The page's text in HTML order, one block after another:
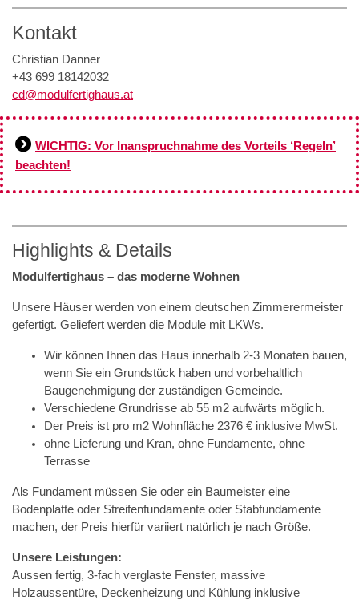
Kontakt
Christian Danner
+43 699 18142032
cd@modulfertighaus.at
WICHTIG: Vor Inanspruchnahme des Vorteils ‘Regeln’
beachten!
Highlights & Details
Modulfertighaus – das moderne Wohnen
Unsere Häuser werden von einem deutschen Zimmerermeister
gefertigt. Geliefert werden die Module mit LKWs.
Wir können Ihnen das Haus innerhalb 2-3 Monaten bauen,
wenn Sie ein Grundstück haben und vorbehaltlich
Baugenehmigung der zuständigen Gemeinde.
Verschiedene Grundrisse ab 55 m2 aufwärts möglich.
Der Preis ist pro m2 Wohnfläche 2376 € inklusive MwSt.
ohne Lieferung und Kran, ohne Fundamente, ohne
Terrasse
Als Fundament müssen Sie oder ein Baumeister eine
Bodenplatte oder Streifenfundamente oder Stabfundamente
machen, der Preis hierfür variiert natürlich je nach Größe.
Unsere Leistungen:
Aussen fertig, 3-fach verglaste Fenster, massive
Holzaussentüre, Deckenheizung und Kühlung inklusive